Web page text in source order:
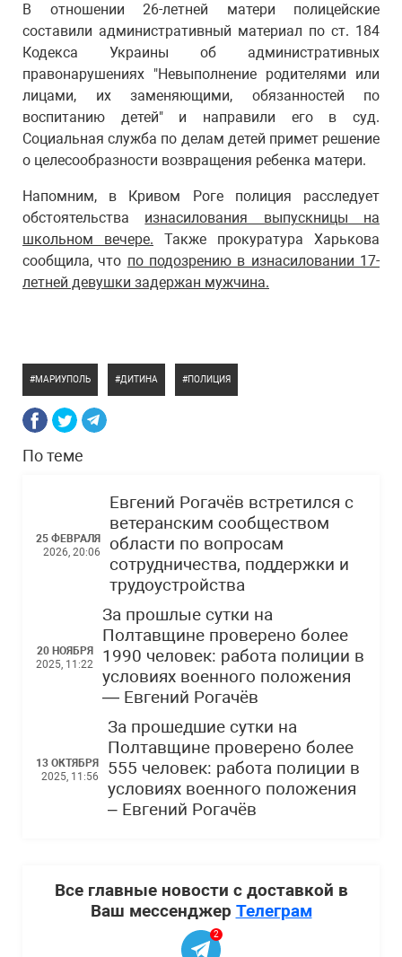
В отношении 26-летней матери полицейские
составили административный материал по ст. 184
Кодекса Украины об административных
правонарушениях "Невыполнение родителями или
лицами, их заменяющими, обязанностей по
воспитанию детей" и направили его в суд.
Социальная служба по делам детей примет решение
о целесообразности возвращения ребенка матери.
Напомним, в Кривом Роге полиция расследует
обстоятельства изнасилования выпускницы на
школьном вечере. Также прокуратура Харькова
сообщила, что по подозрению в изнасиловании 17-
летней девушки задержан мужчина.
МАРИУПОЛЬ ДИТИНА ПОЛИЦИЯ
По теме
25 ФЕВРАЛЯ
2026, 20:06
Евгений Рогачёв встретился с
ветеранским сообществом
области по вопросам
сотрудничества, поддержки и
трудоустройства
20 НОЯБРЯ
2025, 11:22
За прошлые сутки на
Полтавщине проверено более
1990 человек: работа полиции в
условиях военного положения
— Евгений Рогачёв
13 ОКТЯБРЯ
2025, 11:56
За прошедшие сутки на
Полтавщине проверено более
555 человек: работа полиции в
условиях военного положения
– Евгений Рогачёв
Все главные новости с доставкой в
Ваш мессенджер Телеграм
2